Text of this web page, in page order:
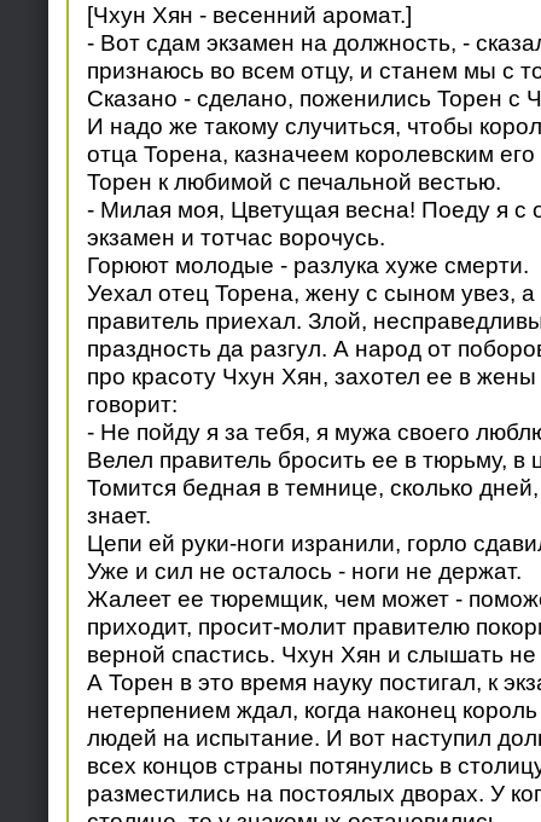
[Чхун Хян - весенний аромат.]
- Вот сдам экзамен на должность, -
признаюсь во всем отцу, и станем мы с
Сказано - сделано, поженились Торен с
И надо же такому случиться, чтобы
отца Торена, казначеем королевским
Торен к любимой с печальной вестью.
- Милая моя, Цветущая весна! Поеду я с
экзамен и тотчас ворочусь.
Горюют молодые - разлука хуже смерти.
Уехал отец Торена, жену с сыном увез, а
правитель приехал. Злой,
праздность да разгул. А народ от
про красоту Чхун Хян, захотел ее в
говорит:
- Не пойду я за тебя, я мужа своего
Велел правитель бросить ее в тюрьму, в
Томится бедная в темнице, сколько
знает.
Цепи ей руки-ноги изранили, горло
Уже и сил не осталось - ноги не держат.
Жалеет ее тюремщик, чем может -
приходит, просит-молит правителю
верной спастись. Чхун Хян и слышать не
А Торен в это время науку постигал, к
нетерпением ждал, когда наконец
людей на испытание. И вот наступил
всех концов страны потянулись в
разместились на постоялых дворах. У